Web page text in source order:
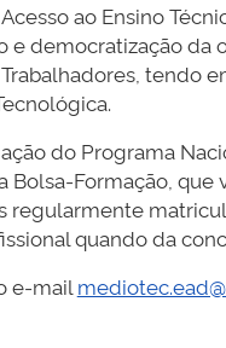
ao Ensino
e democratização da
tendo
do Programa
Bolsa-Formação,
regularmente
quando da
e-mail